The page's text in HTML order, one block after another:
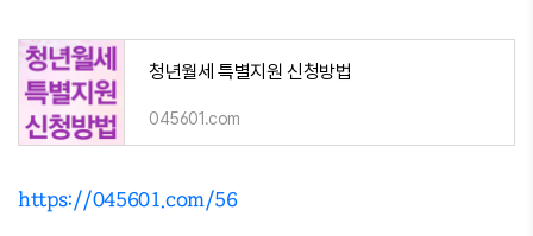
청년월세 특별지원 신청방법
045601.com
https://045601.com/56